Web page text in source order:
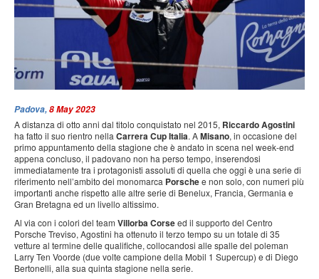
SPONSOR & PARTNER
CONTATTI
Padova,8 May 2023
A distanza di otto anni dal titolo conquistato nel 2015, Riccardo Agostini
ha fatto il suo rientro nella Carrera Cup Italia. AMisano, in occasione del
primo appuntamento della stagione che è andato in scena nel week-end
appena concluso, il padovano non ha perso tempo, inserendosi
immediatamente tra i protagonisti assoluti di quella che oggi è una serie di
riferimento nell’ambito dei monomarca Porschee non solo, con numeri più
importanti anche rispetto alle altre serie di Benelux, Francia, Germania e
Gran Bretagna ed un livello altissimo.
Al via con i colori del team Villorba Corseed il supporto del Centro
Porsche Treviso, Agostini ha ottenuto il terzo tempo su un totale di 35
vetture al termine delle qualifiche, collocandosi alle spalle del poleman
Larry Ten Voorde (due volte campione della Mobil 1 Supercup) e di Diego
Bertonelli, alla sua quinta stagione nella serie.